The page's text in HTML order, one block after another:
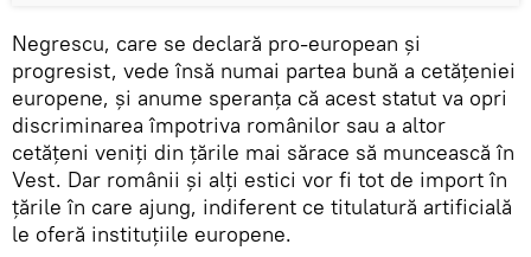
Negrescu, care se declară pro-european și
progresist, vede însă numai partea bună a cetățeniei
europene, și anume speranța că acest statut va opri
discriminarea împotriva românilor sau a altor
cetățeni veniți din țările mai sărace să muncească în
Vest. Dar românii și alți estici vor fi tot de import în
țările în care ajung, indiferent ce titulatură artificială
le oferă instituțiile europene.